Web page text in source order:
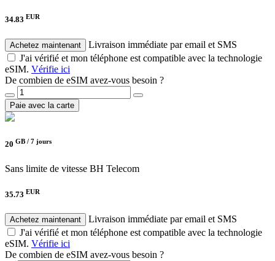
34.83 EUR
Achetez maintenant
Livraison immédiate par email et SMS
J'ai vérifié et mon téléphone est compatible avec la technologie
eSIM. Vérifie ici
De combien de eSIM avez-vous besoin ?
Paie avec la carte
20 GB / 7 jours
Sans limite de vitesse BH Telecom
35.73 EUR
Achetez maintenant
Livraison immédiate par email et SMS
J'ai vérifié et mon téléphone est compatible avec la technologie
eSIM. Vérifie ici
De combien de eSIM avez-vous besoin ?